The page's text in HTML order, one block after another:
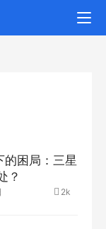
的困局：三星
？
2k